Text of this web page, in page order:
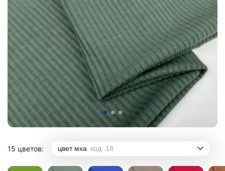
15 цветов: цвет мха код: 18